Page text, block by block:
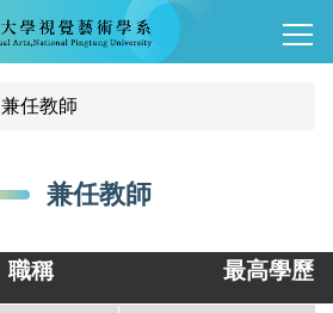
兼任教師
兼任教師
職稱 最高學歷